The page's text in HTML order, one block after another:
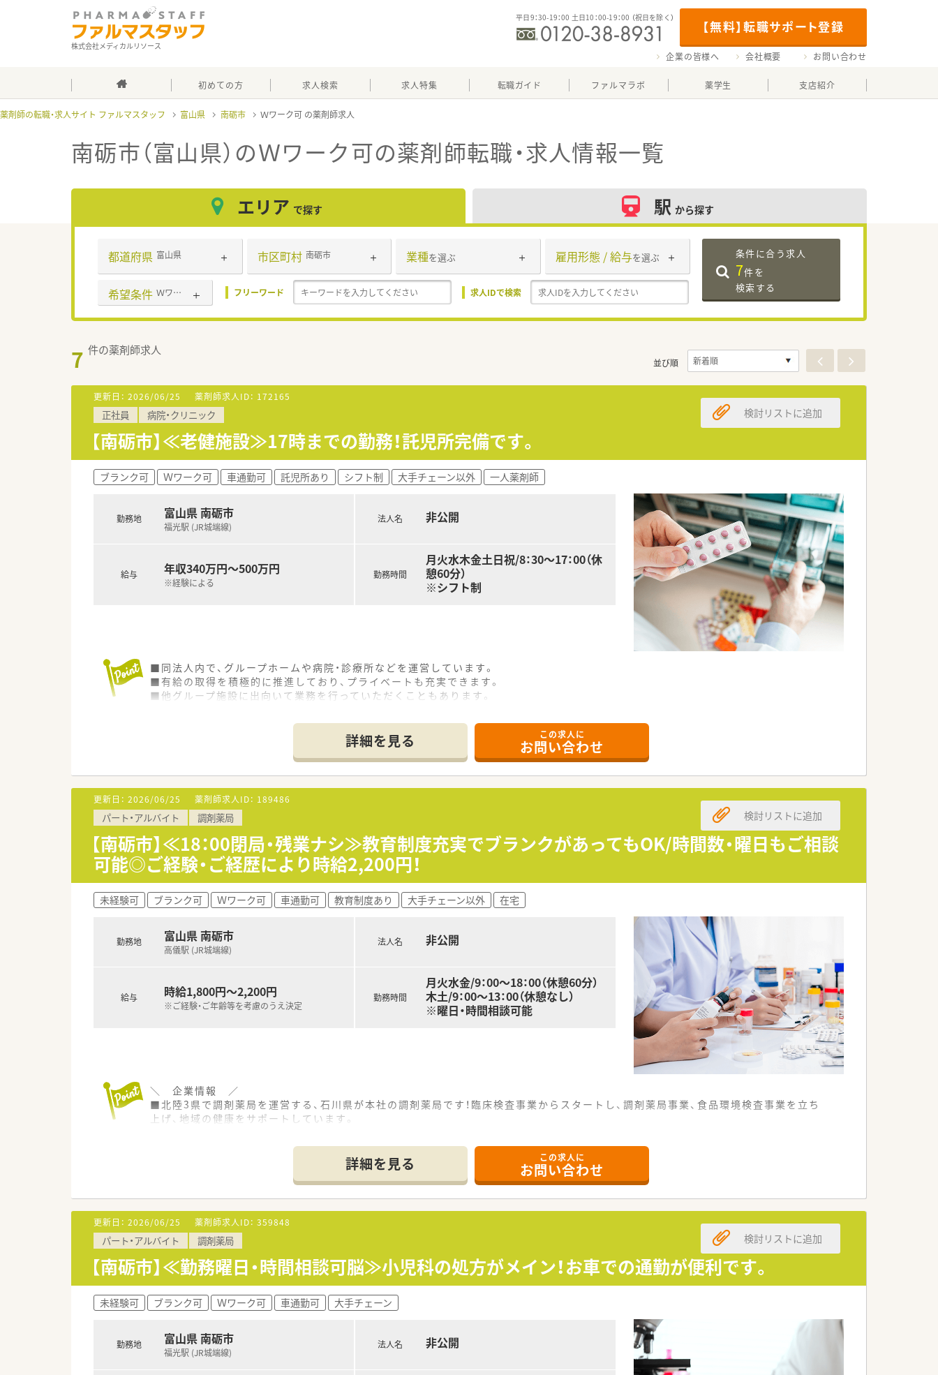
株式会社メディカルリソース
【無料】転職サポート登録
平日9：30-19：00 土日10：00-19：00 （祝日を除く）
企業の皆様へ 会社概要 お問い合わせ
初めての方 求人検索 求人特集 転職ガイド ファルマラボ 薬学生 支店紹介
薬剤師の転職・求人サイト ファルマスタッフ 富山県 南砺市 Ｗワーク可
南砺市（富山県）のＷワーク可の薬剤師転職・求人情報一覧
エリア で探す 駅 から探す
都道府県 富山県 市区町村 南砺市 業種を選ぶ 雇用形態 / 給与を選ぶ
希望条件 Ｗワーク可 フリーワード 求人IDで検索
条件に合う求人
7件を
検索する
7 件の薬剤師求人
並び順
更新日： 2026/06/25 薬剤師求人ID： 172165
正社員 病院・クリニック
【南砺市】≪老健施設≫17時までの勤務！託児所完備です。
検討リストに追加
ブランク可 Ｗワーク可 車通勤可 託児所あり シフト制 大手チェーン以外 一人薬剤師
勤務地 富山県 南砺市
福光駅 (JR城端線)
給与 年収340万円～500万円
※経験による
法人名 非公開
勤務時間
月火水木金土日祝/8：30～17：00（休
憩60分）
※シフト制
■同法人内で、グループホームや病院・診療所などを運営しています。
■有給の取得を積極的に推進しており、プライベートも充実できます。
■他グループ施設に出向いて業務を行っていただくこともあります。
詳細を見る この求人に
お問い合わせ
更新日： 2026/06/25 薬剤師求人ID： 189486
パート・アルバイト 調剤薬局
【南砺市】≪18：00閉局・残業ナシ≫教育制度充実でブランクがあってもOK/時間数・曜日もご相談
可能◎ご経験・ご経歴により時給2,200円！
検討リストに追加
未経験可 ブランク可 Ｗワーク可 車通勤可 教育制度あり 大手チェーン以外 在宅
勤務地 富山県 南砺市
高儀駅 (JR城端線)
給与 時給1,800円～2,200円
※ご経験・ご年齢等を考慮のうえ決定
法人名 非公開
勤務時間
月火水金/9：00～18：00（休憩60分）
木土/9：00～13：00（休憩なし）
※曜日・時間相談可能
＼ 企業情報 ／
■北陸3県で調剤薬局を運営する、石川県が本社の調剤薬局です！臨床検査事業からスタートし、調剤薬局事業、食品環境検査事業を立ち
上げ、地域の健康をサポートしています。
■教育制度も非常に充実しており、管理薬剤師育成研修や在宅医療研修など、都度学ぶ機会が設けられております。
■経験は不問です！未経験・ブランクがある方も歓迎しております◎研修制度や店舗内ＯＪＴも整っておりますので、安心してご就業い
ただけます♪
■研修制度が充実しています！在宅医療研修や新薬の説明や疾病ごとの勉強会を行う店舗勉強会など、スキルアップが可能です◎
■研修手当支給制度、認定薬剤師申請の助成なども行っており、無理なく学べる環境がございます
詳細を見る この求人に
お問い合わせ
更新日： 2026/06/25 薬剤師求人ID： 359848
パート・アルバイト 調剤薬局
【南砺市】≪勤務曜日・時間相談可脳≫小児科の処方がメイン！お車での通勤が便利です。
検討リストに追加
未経験可 ブランク可 Ｗワーク可 車通勤可 大手チェーン
勤務地 富山県 南砺市
福光駅 (JR城端線)
法人名 非公開